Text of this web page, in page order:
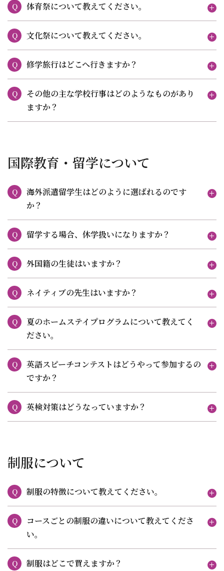
Q 体育祭について教えてください。
Q 文化祭について教えてください。
Q 修学旅行はどこへ行きますか？
Q
その他の主な学校行事はどのようなものがあり
ますか？
国際教育・留学について
Q
海外派遣留学生はどのように選ばれるのです
か？
Q 留学する場合、休学扱いになりますか？
Q 外国籍の生徒はいますか？
Q ネイティブの先生はいますか？
Q
夏のホームステイプログラムについて教えてく
ださい。
Q
英語スピーチコンテストはどうやって参加するの
ですか？
Q 英検対策はどうなっていますか？
制服について
Q 制服の特徴について教えてください。
Q
コースごとの制服の違いについて教えてくださ
い。
Q 制服はどこで買えますか？